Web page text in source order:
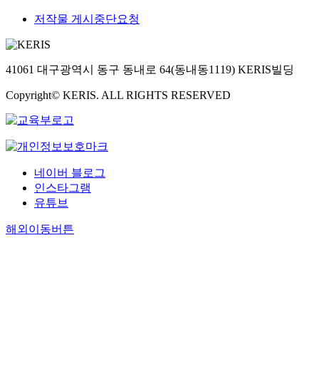
저작물 게시중단요청
41061 대구광역시 동구 동내로 64(동내동1119) KERIS빌딩
Copyright© KERIS. ALL RIGHTS RESERVED
네이버 블로그
인스타그램
유튜브
해외이동버튼